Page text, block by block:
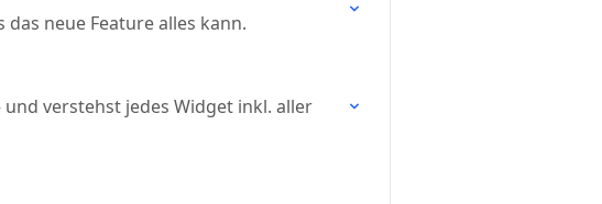
neue Feature alles kann.
verstehst jedes Widget inkl. aller